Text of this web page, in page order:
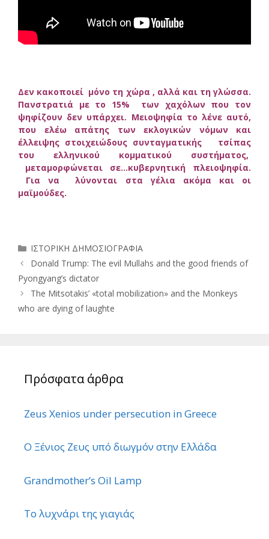
Δεν κακοποιεί μόνο τη χώρα , αλλά και τη γλώσσα.
Πανστρατιά με το 15% των χαχόλων που τον
ψηφίζουν δεν υπάρχει. Μειοψηφία το λένε αυτό,
που ελέω απάτης των εκλογικών νόμων και
έλλειψης στοιχειώδους συνταγματικής τσίπας
του ελληνικού κομματικού συστήματος,
μεταμορφώνεται σε…κυβερνητική πλειοψηφία.
Για να λύνονται στα γέλια ακόμα και οι
μαϊμούδες.
Κατηγορίες
ΙΣΤΟΡΙΚΗ ΔΗΜΟΣΙΟΓΡΑΦΙΑ
Donald Trump: The evil Mullahs and the good friends of
Pyongyang’s dictator
The Mitsotakis’ «total mobilization» and the Monkeys
who are dying of laughte
Πρόσφατα άρθρα
Zeus Xenios under persecution in Greece
Ο Ξένιος Ζευς υπό διωγμόν στην Ελλάδα
Grandmother’s Oil Lamp
Το λυχνάρι της γιαγιάς